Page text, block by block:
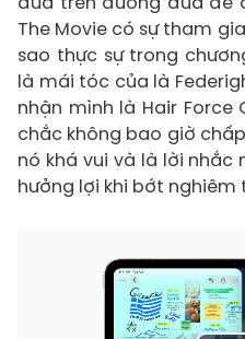
The Movie có sự tham
sao thực sự trong
là mái tóc của là
nhận mình là Hair Force
chắc không bao giờ
nó khá vui và là lời nhắc
hưởng lợi khi bớt